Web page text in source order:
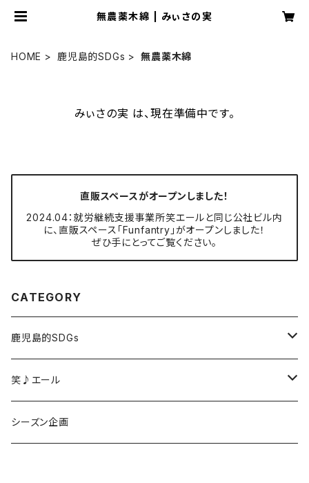
無農薬木綿 | みぃさの実
HOME 鹿児島的SDGs 無農薬木綿
みぃさの実 は、現在準備中です。
直販スペースがオープンしました！
2024.04：就労継続支援事業所笑エールと同じ公社ビル内
に、直販スペース「Funfantry」がオープンしました！
ぜひ手にとってご覧ください。
CATEGORY
鹿児島的SDGs
無農薬木綿
なつかし布アップサイクル
笑♪エール
オリジナル鹿児島のお土産
シーズン企画